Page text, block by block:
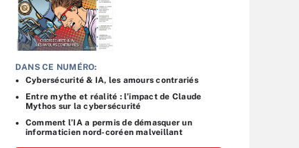
DANS CE NUMÉRO:
Cybersécurité & IA, les amours contrariés
Entre mythe et réalité : l’impact de Claude
Mythos sur la cybersécurité
Comment l’IA a permis de démasquer un
informaticien nord-coréen malveillant